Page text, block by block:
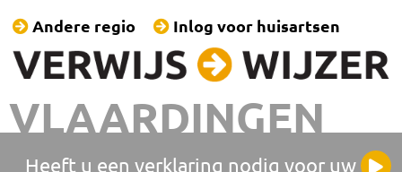
VLAARDINGEN
Andere regio Inlog voor huisartsen
Heeft u een verklaring nodig voor uw